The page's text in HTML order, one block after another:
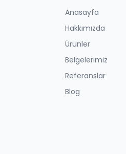
Anasayfa
Hakkımızda
Ürünler
Belgelerimiz
Referanslar
Blog